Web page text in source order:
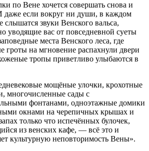
по Вене хочется совершать снова и
даже если вокруг ни души, в каждом
слышатся звуки Венского вальса,
уводящие вас от повседневной суеты
места Венского леса, где
гроты на мгновение распахнули двери
тропы приветливо улыбаются в
мощёные улочки, крохотные
многочисленные сады с
фонтанами, одноэтажные домики
окнами на черепичных крышах и
только что испечённых булочек,
из венских кафе, — всё это и
культурную неповторимость Вены».